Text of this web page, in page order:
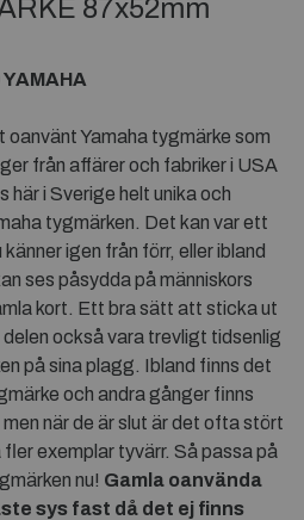
87x52mm
YAMAHA
Yamaha tygmärke som
från affärer och fabriker i USA
här i Sverige helt unika och
tygmärken. Det kan var ett
igen från förr, eller ibland
ses påsydda på människors
kort. Ett bra sätt att sticka ut
också vara trevligt tidsenlig
på sina plagg. Ibland finns det
och andra gånger finns
när de är slut är det ofta stört
exemplar tyvärr. Så passa på
nu! Gamla oanvända
sys fast då det ej finns